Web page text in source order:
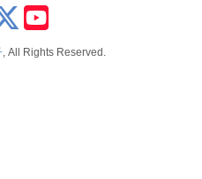
x
, All Rights Reserved.